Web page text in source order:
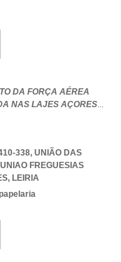
DA FORÇA AÉREA
NAS LAJES AÇORES...
338, UNIÃO DAS
UNIAO FREGUESIAS
, LEIRIA